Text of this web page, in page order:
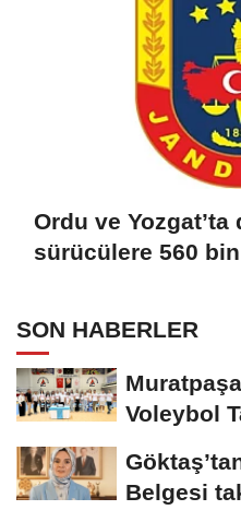
Ordu ve
sürücülere 560
SON HABERLER
Voleybol
Belgesi